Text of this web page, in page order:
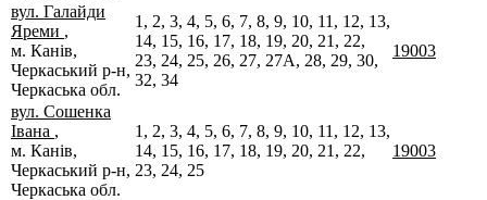
вул. Галайди
Яреми ,
м. Канів,
Черкаський р-н,
Черкаська обл.
1, 2, 3, 4, 5, 6, 7, 8, 9, 10, 11, 12, 13,
14, 15, 16, 17, 18, 19, 20, 21, 22,
23, 24, 25, 26, 27, 27А, 28, 29, 30,
32, 34
19003
вул. Сошенка
Івана ,
м. Канів,
Черкаський р-н,
Черкаська обл.
1, 2, 3, 4, 5, 6, 7, 8, 9, 10, 11, 12, 13,
14, 15, 16, 17, 18, 19, 20, 21, 22,
23, 24, 25
19003